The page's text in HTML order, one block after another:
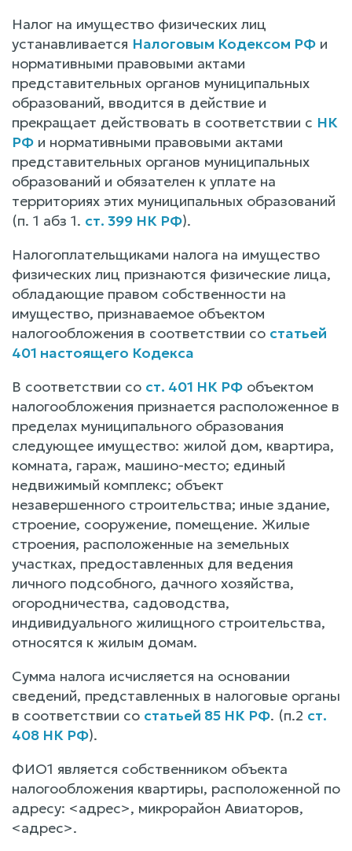
Налог на имущество физических лиц
устанавливается Налоговым Кодексом РФ и
нормативными правовыми актами
представительных органов муниципальных
образований, вводится в действие и
прекращает действовать в соответствии с НК
РФ и нормативными правовыми актами
представительных органов муниципальных
образований и обязателен к уплате на
территориях этих муниципальных образований
(п. 1 абз 1. ст. 399 НК РФ).
Налогоплательщиками налога на имущество
физических лиц признаются физические лица,
обладающие правом собственности на
имущество, признаваемое объектом
налогообложения в соответствии со статьей
401 настоящего Кодекса
В соответствии со ст. 401 НК РФ объектом
налогообложения признается расположенное в
пределах муниципального образования
следующее имущество: жилой дом, квартира,
комната, гараж, машино-место; единый
недвижимый комплекс; объект
незавершенного строительства; иные здание,
строение, сооружение, помещение. Жилые
строения, расположенные на земельных
участках, предоставленных для ведения
личного подсобного, дачного хозяйства,
огородничества, садоводства,
индивидуального жилищного строительства,
относятся к жилым домам.
Сумма налога исчисляется на основании
сведений, представленных в налоговые органы
в соответствии со статьей 85 НК РФ. (п.2 ст.
408 НК РФ).
ФИО1 является собственником объекта
налогообложения квартиры, расположенной по
адресу: <адрес>, микрорайон Авиаторов,
<адрес>.